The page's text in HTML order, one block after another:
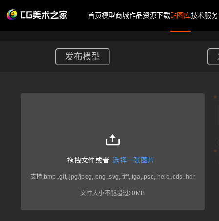
首页模型商城作品资源下载贴图库技术服务
发布模型
拖拽文件或者 选择一张图片
支持.bmp,.gif,.jpg/jpeg,.png,.svg,.tiff,.tga,.psd,.heic,.dds,.hdr
文件大小不能超过30MB